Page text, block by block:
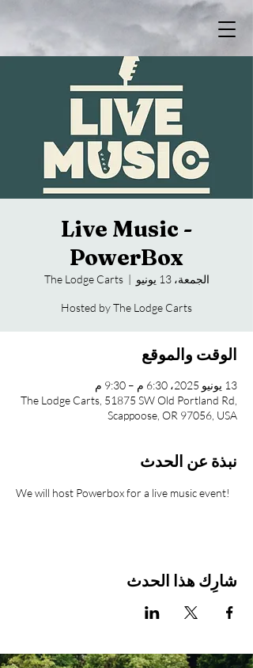
Live Music -
PowerBox
الجمعة، 13 يونيو
  |
The Lodge Carts
Hosted by The Lodge Carts
الوقت والموقع
13 يونيو 2025، 6:30 م – 9:30 م
The Lodge Carts, 51875 SW Old Portland Rd,
Scappoose, OR 97056, USA
نبذة عن الحدث
We will host Powerbox for a live music event!
شارِك هذا الحدث